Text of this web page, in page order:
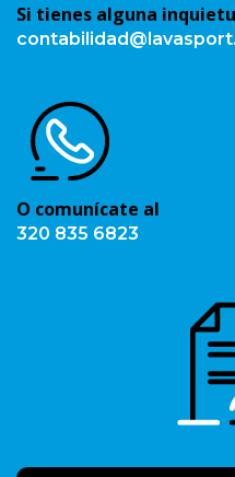
Si tienes alguna
O comunícate al
320 835 6823